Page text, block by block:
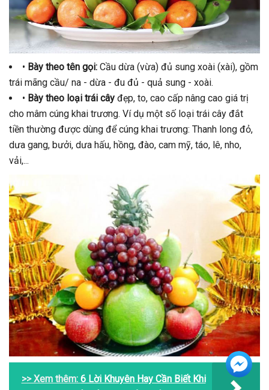
• Bày theo tên gọi: Cầu dừa (vừa) đủ sung xoài (xài), gồm
trái mãng cầu/ na - dừa - đu đủ - quả sung - xoài.
• Bày theo loại trái cây đẹp, to, cao cấp nâng cao giá trị
cho mâm cúng khai trương. Ví dụ một số loại trái cây đắt
tiền thường được dùng để cúng khai trương: Thanh long đỏ,
dưa gang, bưởi, dưa hấu, hồng, đào, cam mỹ, táo, lê, nho,
vải,...
>> Xem thêm: 6 Lời Khuyên Hay Cần Biết Khi